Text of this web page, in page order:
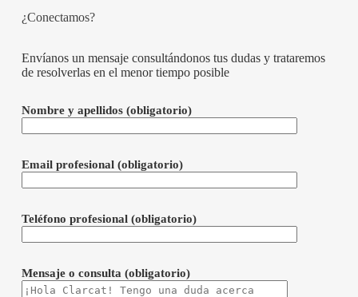
¿Conectamos?
Envíanos un mensaje consultándonos tus dudas y trataremos
de resolverlas en el menor tiempo posible
Nombre y apellidos (obligatorio)
Email profesional (obligatorio)
Teléfono profesional (obligatorio)
Mensaje o consulta (obligatorio)